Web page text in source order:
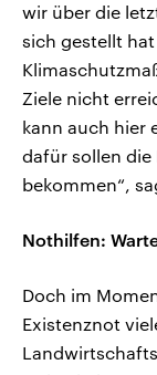
wir über die
sich gestellt hat
Ziele nicht
kann auch hier
dafür sollen die
bekommen“,
Nothilfen:
Doch im
Existenznot